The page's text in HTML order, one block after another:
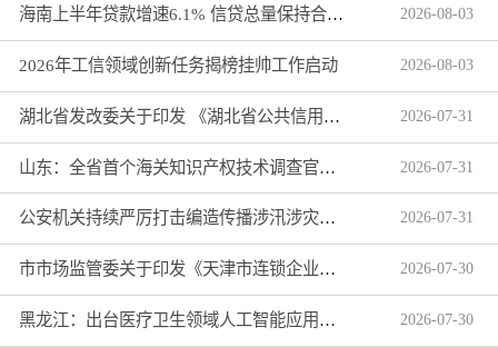
海南上半年贷款增速6.1% 信贷总量保持合理平稳增长 2026-08-03
2026年工信领域创新任务揭榜挂帅工作启动 2026-08-03
湖北省发改委关于印发 《湖北省公共信用信息目录（2026年版）》的通知 2026-07-31
山东：全省首个海关知识产权技术调查官制度落地济南自贸片区 2026-07-31
公安机关持续严厉打击编造传播涉汛涉灾网络谣言 2026-07-31
市市场监管委关于印发《天津市连锁企业食品经营许可“先证后核”信用承诺审批实施办法》的通知 2026-07-30
黑龙江：出台医疗卫生领域人工智能应用工作实施方案 2026-07-30